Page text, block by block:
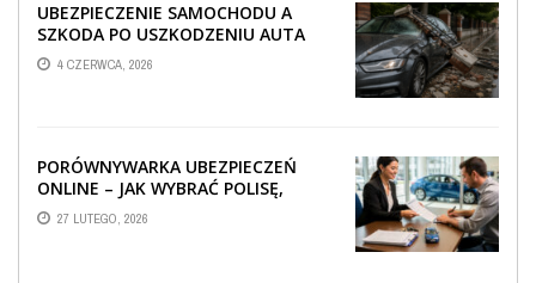
UBEZPIECZENIE SAMOCHODU A
SZKODA PO USZKODZENIU AUTA
PRZEZ SPADAJĄCY FRAGMENT
OGRODZENIA
4 CZERWCA, 2026
PORÓWNYWARKA UBEZPIECZEŃ
ONLINE – JAK WYBRAĆ POLISĘ,
KTÓRA REALNIE CHRONI TWÓJ
MAJĄTEK?
27 LUTEGO, 2026